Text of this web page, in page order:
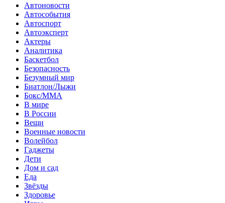
Автоновости
Автособытия
Автоспорт
Автоэксперт
Актеры
Аналитика
Баскетбол
Безопасность
Безумный мир
Биатлон/Лыжи
Бокс/MMA
В мире
В России
Вещи
Военные новости
Волейбол
Гаджеты
Дети
Дом и сад
Еда
Звёзды
Здоровье